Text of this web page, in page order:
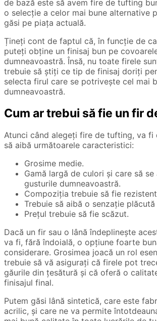
de bază este să avem fire de tufting
o selecție a celor mai bune alternative
găsi pe piața actuală.
Țineți cont de faptul că, în funcție de
puteți obține un finisaj bun pe
dumneavoastră. Însă, nu toate firele
trebuie să știți ce tip de finisaj doriți
selecta firul care se potrivește cel mai
dumneavoastră.
Cum ar trebui să fie un fir
Atunci când alegeți fire de tufting, va fi
să aibă următoarele caracteristici:
Grosime medie.
Gamă largă de culori și care să
gusturile dumneavoastră.
Compoziția trebuie să fie
Trebuie să aibă o senzație
Prețul trebuie să fie scăzut.
Dacă un fir sau o lână îndeplinește
va fi, fără îndoială, o opțiune foarte
considerare. Grosimea joacă un rol
trebuie să vă asigurați că firele pot
găurile din țesătură și că oferă o
finisajul final.
Putem găsi lână sintetică, care este
acrilic, și care ne va permite